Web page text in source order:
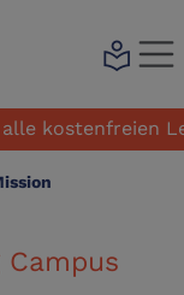
local_library